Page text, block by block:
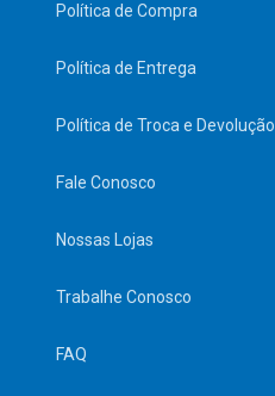
Política de Compra
Política de Entrega
Política de Troca e Devolução
Fale Conosco
Nossas Lojas
Trabalhe Conosco
FAQ